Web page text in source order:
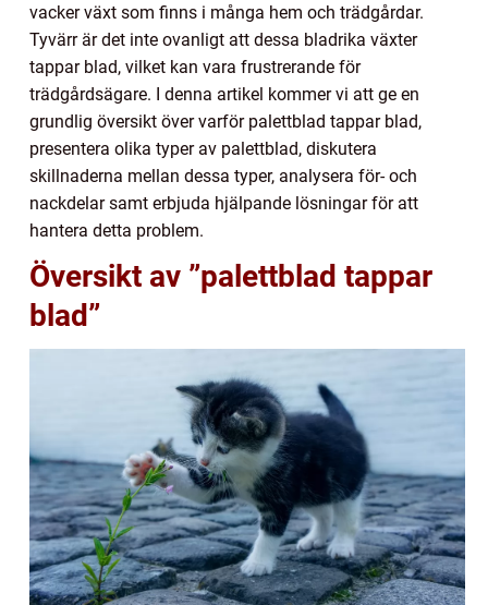
vacker växt som finns i många hem och trädgårdar.
Tyvärr är det inte ovanligt att dessa bladrika växter
tappar blad, vilket kan vara frustrerande för
trädgårdsägare. I denna artikel kommer vi att ge en
grundlig översikt över varför palettblad tappar blad,
presentera olika typer av palettblad, diskutera
skillnaderna mellan dessa typer, analysera för- och
nackdelar samt erbjuda hjälpande lösningar för att
hantera detta problem.
Översikt av ”palettblad tappar
blad”